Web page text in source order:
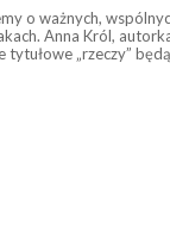
o ważnych,
Anna Król,
„rzeczy”